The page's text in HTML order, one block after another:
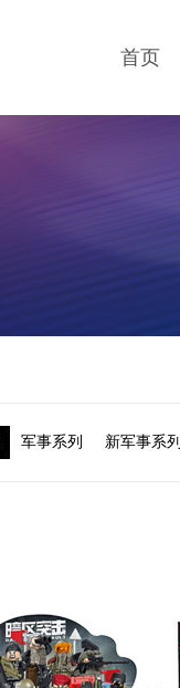
首页
军事系列 新军事系列